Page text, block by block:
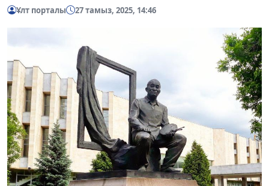
Ұлт порталы 27 тамыз, 2025, 14:46